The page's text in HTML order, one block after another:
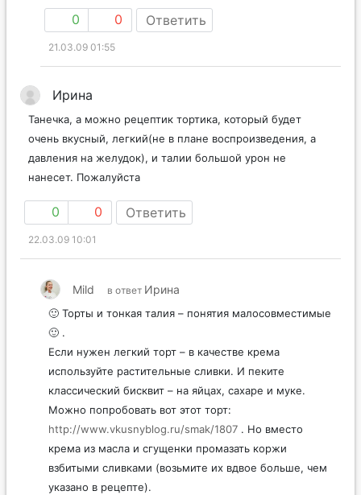
0 0 Ответить
21.03.09 01:55
Ирина
Танечка, а можно рецептик тортика, который будет
очень вкусный, легкий(не в плане воспроизведения, а
давления на желудок), и талии большой урон не
нанесет. Пожалуйста
0 0 Ответить
22.03.09 10:01
Mild в ответ Ирина
🙂 Торты и тонкая талия – понятия малосовместимые
🙂 .
Если нужен легкий торт – в качестве крема
используйте растительные сливки. И пеките
классический бисквит – на яйцах, сахаре и муке.
Можно попробовать вот этот торт:
http://www.vkusnyblog.ru/smak/1807 . Но вместо
крема из масла и сгущенки промазать коржи
взбитыми сливками (возьмите их вдвое больше, чем
указано в рецепте).